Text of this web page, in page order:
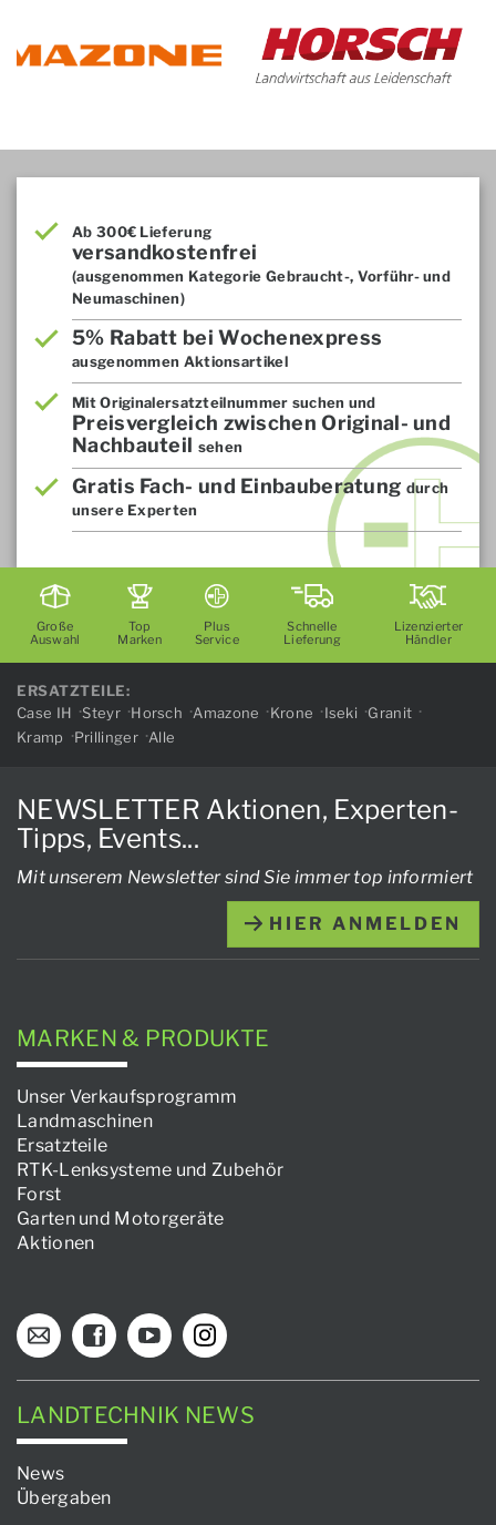
Ab 300€ Lieferung
versandkostenfrei
(ausgenommen Kategorie Gebraucht-, Vorführ- und
Neumaschinen)
5% Rabatt bei Wochenexpress
ausgenommen Aktionsartikel
Mit Originalersatzteilnummer suchen und
Preisvergleich zwischen Original- und
Nachbauteil sehen
Gratis Fach- und Einbauberatung durch
unsere Experten
Große
Auswahl
Top
Marken
Plus
Service
Schnelle
Lieferung
Lizenzierter
Händler
ERSATZTEILE:
Case IH
Steyr Horsch Amazone Krone Iseki
Granit
Kramp
Prillinger Alle
NEWSLETTER Aktionen, Experten-
Tipps, Events...
Mit unserem Newsletter sind Sie immer top informiert
HIER ANMELDEN
MARKEN & PRODUKTE
Unser Verkaufsprogramm
Landmaschinen
Ersatzteile
RTK-Lenksysteme und Zubehör
Forst
Garten und Motorgeräte
Aktionen
LANDTECHNIK NEWS
News
Übergaben